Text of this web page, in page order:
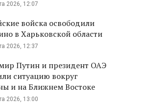
2026, 12:07
войска освободили
в Харьковской области
2026, 12:37
Путин и президент ОАЭ
ситуацию вокруг
и на Ближнем Востоке
2026, 13:00